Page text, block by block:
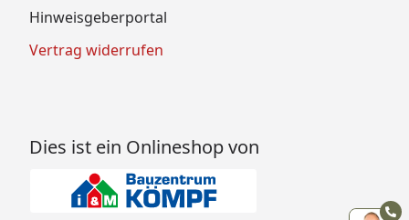
Hinweisgeberportal
Vertrag widerrufen
Dies ist ein Onlineshop von